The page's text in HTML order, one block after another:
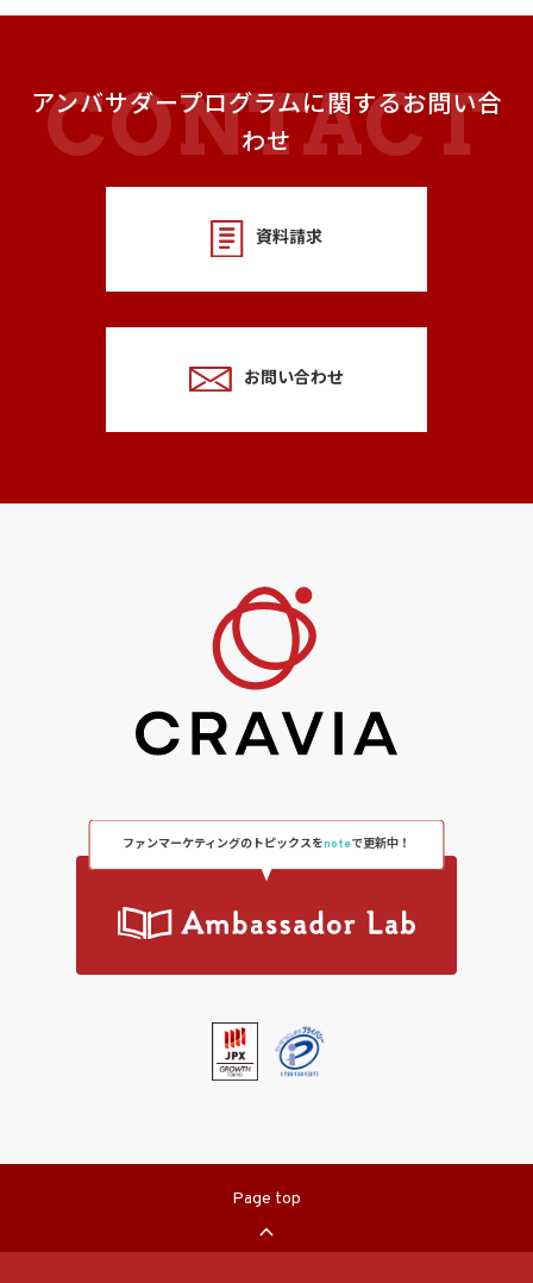
アンバサダープログラムに関するお問い合
わせ
資料請求
お問い合わせ
ファンマーケティングのトピックスをnoteで更新中！
Page top